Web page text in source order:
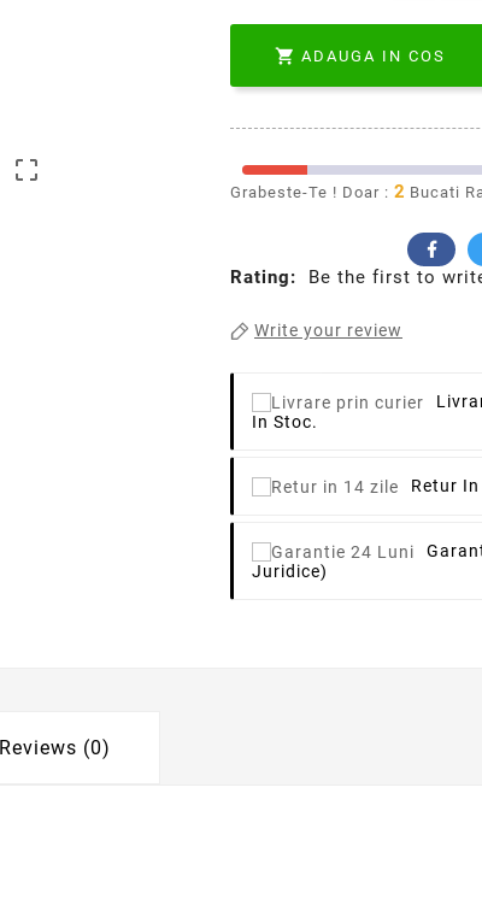

 ADAUGA IN COS
Grabeste-Te ! Doar : 2 Bucati
Rating: Be the first to
Write your review
In Stoc.
Retur
Juridice)
Reviews (0)